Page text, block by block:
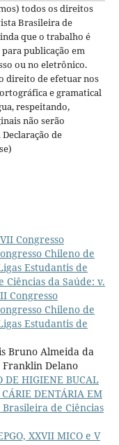
todos os direitos
Brasileira de
que o trabalho é
publicação em
ou no eletrônico.
direito de efetuar nos
e gramatical
respeitando,
não serão
de
Congresso
Chileno de
Estudantis de
Ciências da Saúde: v.
Congresso
Chileno de
Estudantis de
Bruno Almeida da
Franklin Delano
DE HIGIENE BUCAL
DENTÁRIA EM
Brasileira de Ciências
XXVII MICO e V